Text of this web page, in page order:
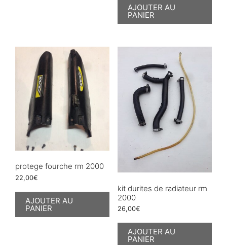
AJOUTER AU
PANIER
protege fourche rm 2000
22,00€
AJOUTER AU
PANIER
kit durites de radiateur rm
2000
26,00€
AJOUTER AU
PANIER